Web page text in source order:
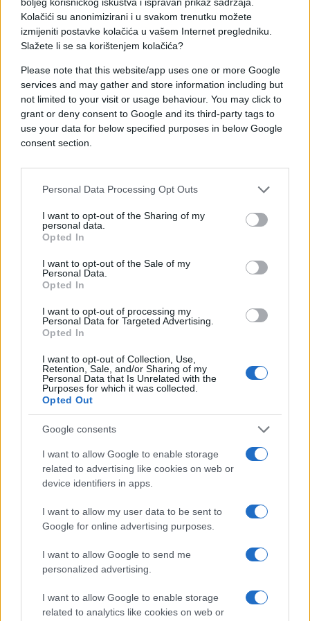
Kolačići su anonimizirani i u svakom trenutku možete
izmijeniti postavke kolačića u vašem Internet pregledniku.
Slažete li se sa korištenjem kolačića?
Please note that this website/app uses one or more Google
services and may gather and store information including but
not limited to your visit or usage behaviour. You may click to
grant or deny consent to Google and its third-party tags to
use your data for below specified purposes in below Google
consent section.
Personal Data Processing Opt Outs
I want to opt-out of the Sharing of my
personal data.
Opted In
I want to opt-out of the Sale of my
Personal Data.
Opted In
I want to opt-out of processing my
Personal Data for Targeted Advertising.
Opted In
I want to opt-out of Collection, Use,
Retention, Sale, and/or Sharing of my
Personal Data that Is Unrelated with the
Purposes for which it was collected.
Opted Out
Google consents
I want to allow Google to enable storage
related to advertising like cookies on web or
device identifiers in apps.
I want to allow my user data to be sent to
Google for online advertising purposes.
I want to allow Google to send me
personalized advertising.
I want to allow Google to enable storage
related to analytics like cookies on web or
Amerikanci su spremni da finalizuju ove garancije
kada Ukrajina bude spremna da se povuče iz
Donbasa, rekao je Zelenski, koji do sada nije
direktno učestvovao u trilateralnim pregovorima.
On je upozorio da bi povlačenje ukrajinskih snaga iz
Donbasa ugrozilo bezbjednost Ukrajine i Evrope, jer
bi Rusiji ostavili snažne odbrambene pozicije u
Veoma bih volio da američka strana shvati da
garancije, dodao je Zelenski.
Ko bi finansirao kupovinu oružja za Ukrajinu, kako bi
se održala njena vojna moć odvraćanja i kako bi
saveznici reagovali u slučaju buduće ruske agresije.
#Volodimir Zelenski